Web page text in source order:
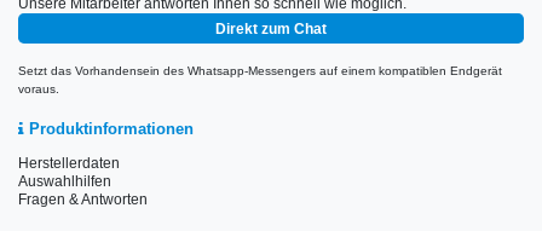
Unsere Mitarbeiter antworten Ihnen so schnell wie möglich.
Direkt zum Chat
Setzt das Vorhandensein des Whatsapp-Messengers auf einem kompatiblen Endgerät
voraus.
Produktinformationen
Herstellerdaten
Auswahlhilfen
Fragen & Antworten